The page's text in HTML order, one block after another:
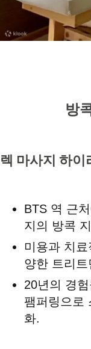
방
렉 마사지 하이
BTS 역 근
지의 방콕
미용과 치
양한 트리
20년의 경
팸퍼링으로
화.